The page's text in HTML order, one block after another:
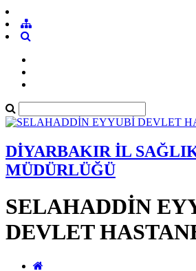
DİYARBAKIR İL
MÜDÜRLÜĞÜ
SELAHADDİN
DEVLET